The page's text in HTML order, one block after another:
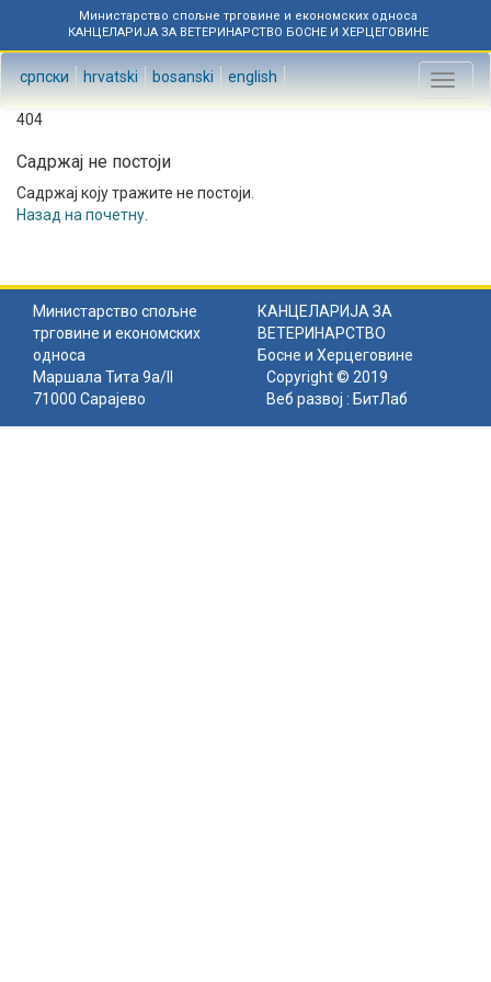
Министарство спољне трговине и економских односа
КАНЦЕЛАРИЈА ЗА ВЕТЕРИНАРСТВО БОСНЕ И ХЕРЦЕГОВИНЕ
српски hrvatski bosanski english
Toggle
404
Садржај не постоји
Садржај коју тражите не постоји.
Назад на почетну
Министарство спољне
трговине и економских
односа
КАНЦЕЛАРИЈА ЗА
ВЕТЕРИНАРСТВО
Босне и Херцеговине
Маршала Тита 9а/II
71000 Сарајево
Copyright © 2019
Веб развој : БитЛаб